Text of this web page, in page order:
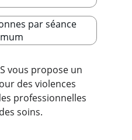
vous propose un
des violences
professionnelles
soins.
par séance